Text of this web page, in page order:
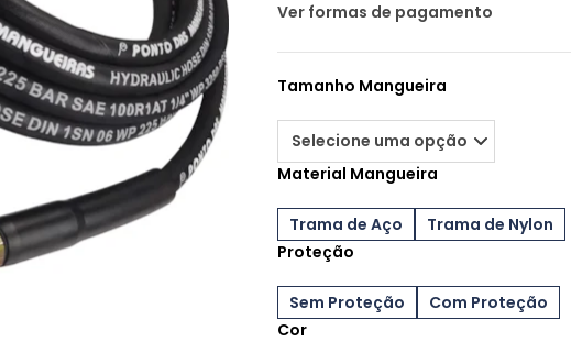
Ver formas de pagamento
Tamanho Mangueira
Material Mangueira
Trama de Aço
Trama de Nylon
Proteção
Sem Proteção
Com Proteção
Cor